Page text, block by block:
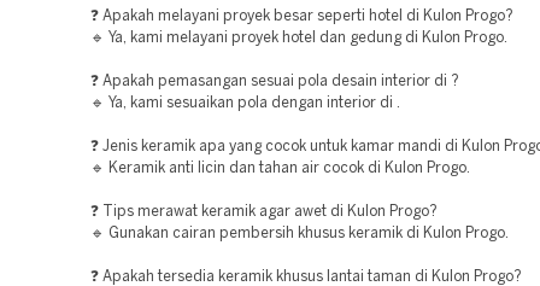
❓ Apakah melayani proyek besar seperti hotel di Kulon Progo?
🔹 Ya, kami melayani proyek hotel dan gedung di Kulon Progo.
❓ Apakah pemasangan sesuai pola desain interior di ?
🔹 Ya, kami sesuaikan pola dengan interior di .
❓ Jenis keramik apa yang cocok untuk kamar mandi di Kulon
🔹 Keramik anti licin dan tahan air cocok di Kulon Progo.
❓ Tips merawat keramik agar awet di Kulon Progo?
🔹 Gunakan cairan pembersih khusus keramik di Kulon Progo.
❓ Apakah tersedia keramik khusus lantai taman di Kulon Progo?